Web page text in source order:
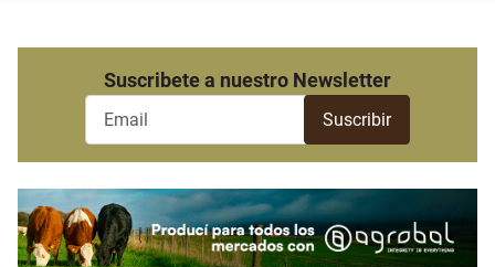
Suscribete a nuestro Newsletter